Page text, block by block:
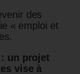
des
« emploi et
un projet
vise à